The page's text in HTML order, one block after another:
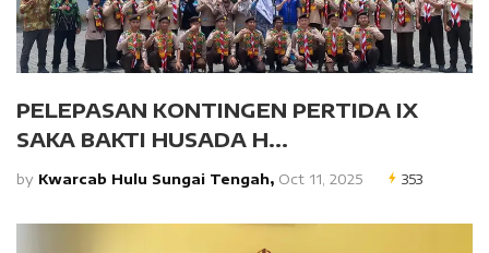
PELEPASAN KONTINGEN PERTIDA IX
SAKA BAKTI HUSADA H...
by Kwarcab Hulu Sungai Tengah, Oct 11, 2025 353